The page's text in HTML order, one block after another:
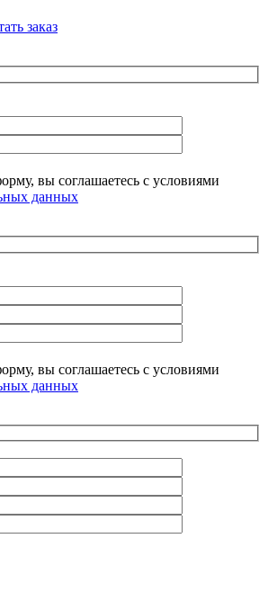
заказ
вы соглашаетесь с условиями
данных
вы соглашаетесь с условиями
данных